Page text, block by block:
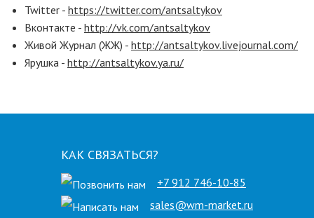
Twitter - https://twitter.com/antsaltykov
Вконтакте - http://vk.com/antsaltykov
Живой Журнал (ЖЖ) - http://antsaltykov.livejournal.com/
Ярушка - http://antsaltykov.ya.ru/
КАК СВЯЗАТЬСЯ?
+7 912 746-10-85
sales@wm-market.ru